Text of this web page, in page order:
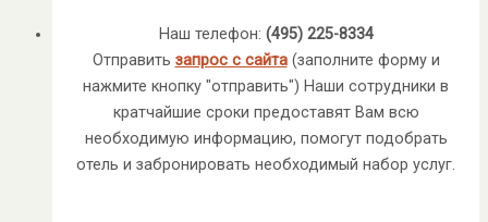
Наш телефон: (495) 225-8334
Отправить запрос с сайта(заполните форму и
нажмите кнопку "отправить") Наши сотрудники в
кратчайшие сроки предоставят Вам всю
необходимую информацию, помогут подобрать
отель и забронировать необходимый набор услуг.